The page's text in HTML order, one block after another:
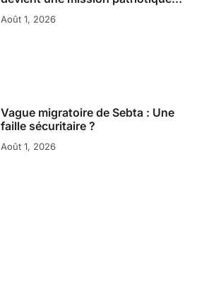
Août 1, 2026
Vague migratoire de Sebta : Une
faille sécuritaire ?
Août 1, 2026